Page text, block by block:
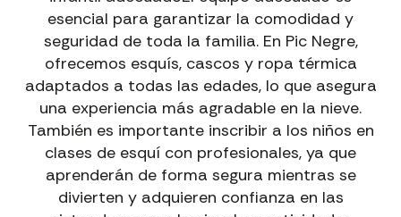
esencial para garantizar la comodidad y
seguridad de toda la familia. En Pic Negre,
ofrecemos esquís, cascos y ropa térmica
adaptados a todas las edades, lo que asegura
una experiencia más agradable en la nieve.
También es importante inscribir a los niños en
clases de esquí con profesionales, ya que
aprenderán de forma segura mientras se
divierten y adquieren confianza en las